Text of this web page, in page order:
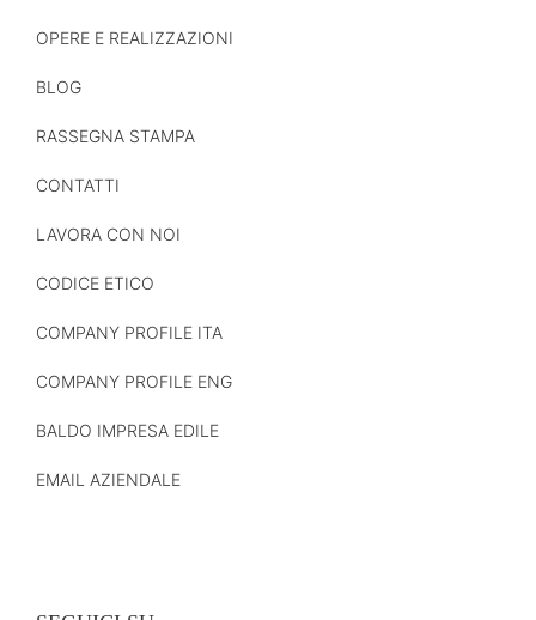
OPERE E REALIZZAZIONI
BLOG
RASSEGNA STAMPA
CONTATTI
LAVORA CON NOI
CODICE ETICO
COMPANY PROFILE ITA
COMPANY PROFILE ENG
BALDO IMPRESA EDILE
EMAIL AZIENDALE